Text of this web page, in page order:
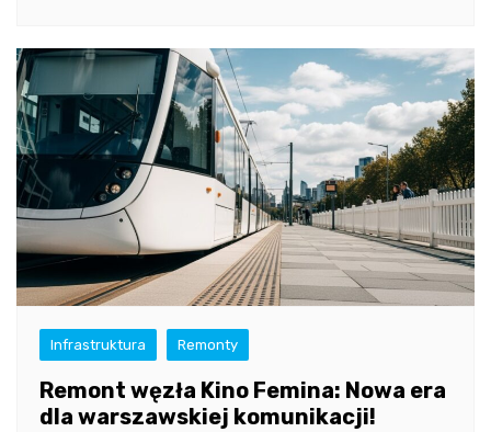
Infrastruktura Remonty
Remont węzła Kino Femina: Nowa era
dla warszawskiej komunikacji!